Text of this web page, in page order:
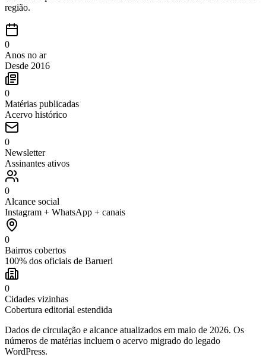
região.
0
Anos no ar
Desde 2016
0
Matérias publicadas
Acervo histórico
0
Newsletter
Assinantes ativos
0
Alcance social
Instagram + WhatsApp + canais
0
Bairros cobertos
100% dos oficiais de Barueri
0
Cidades vizinhas
Cobertura editorial estendida
Dados de circulação e alcance atualizados em maio de 2026. Os
números de matérias incluem o acervo migrado do legado
WordPress.